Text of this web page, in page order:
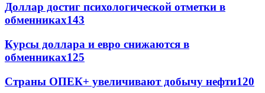
Доллар достиг психологической отметки в
обменниках143
Курсы доллара и евро снижаются в
обменниках125
Страны ОПЕК+ увеличивают добычу нефти120